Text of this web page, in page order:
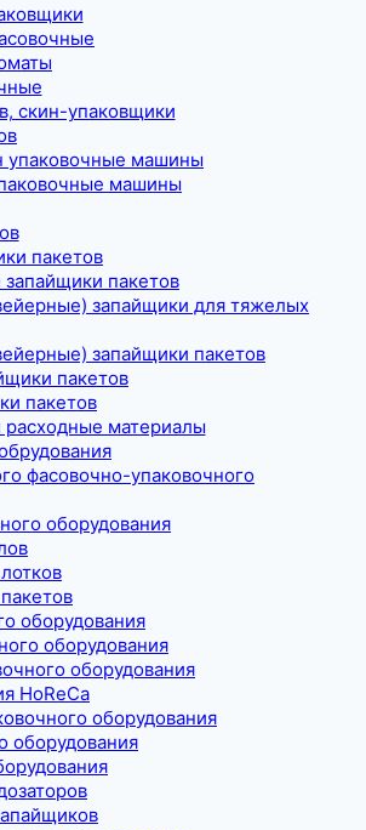
скин-упаковщики
упаковочные машины
машины
пакетов
пакетов
запайщики для тяжелых
запайщики пакетов
пакетов
пакетов
расходные материалы
фасовочно-упаковочного
оборудования
оборудования
оборудования
оборудования
HoReCa
оборудования
оборудования